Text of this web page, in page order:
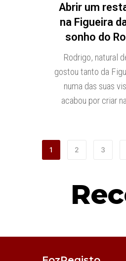
Abrir um
na Figueira
sonho do
Rodrigo, natural
gostou tanto da
numa das suas
acabou por criar
1 2 3